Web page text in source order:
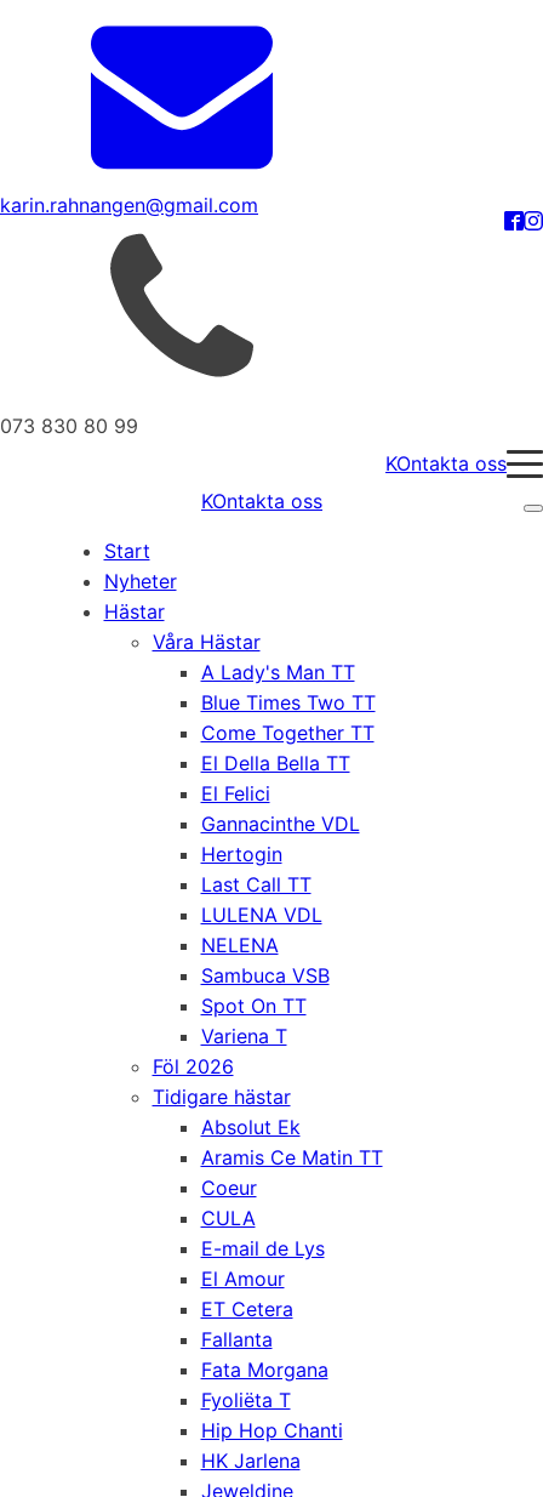
karin.rahnangen@gmail.com
073 830 80 99
KOntakta oss
KOntakta oss
Start
Nyheter
Hästar
Våra Hästar
A Lady's Man TT
Blue Times Two TT
Come Together TT
El Della Bella TT
El Felici
Gannacinthe VDL
Hertogin
Last Call TT
LULENA VDL
NELENA
Sambuca VSB
Spot On TT
Variena T
Föl 2026
Tidigare hästar
Absolut Ek
Aramis Ce Matin TT
Coeur
CULA
E-mail de Lys
El Amour
ET Cetera
Fallanta
Fata Morgana
Fyoliëta T
Hip Hop Chanti
HK Jarlena
Jeweldine